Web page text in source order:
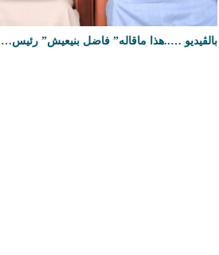
بالڤيديو …..هذا ماقاله” فاضل بنيعيش” رئيس…